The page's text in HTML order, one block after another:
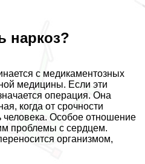
наркоз?
с медикаментозных
медицины. Если эти
операция. Она
когда от срочности
человека. Особое отношение
проблемы с сердцем.
организмом,